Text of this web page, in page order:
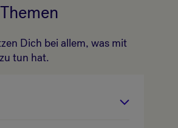
Dich bei allem, was mit
tun hat.